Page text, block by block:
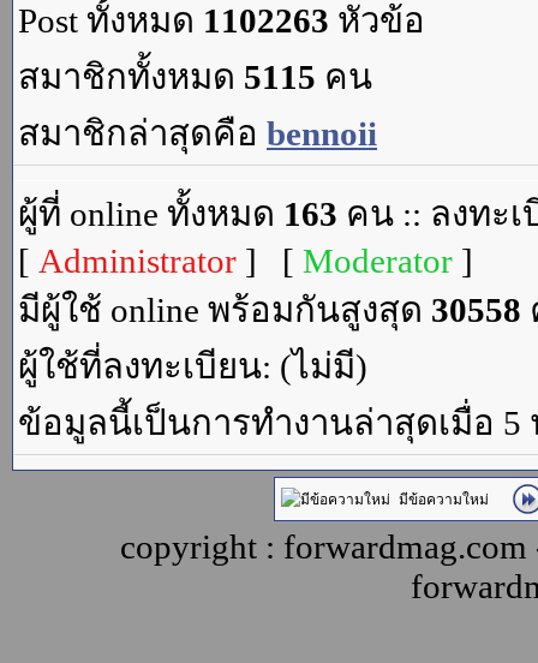
Post ทั้งหมด 1102263 หัวข้อ
สมาชิกทั้งหมด 5115 คน
สมาชิกล่าสุดคือ bennoii
ผู้ที่ online ทั้งหมด 163 คน :: ลงทะ
[ Administrator ] [ Moderator ]
มีผู้ใช้ online พร้อมกันสูงสุด 30558
ผู้ใช้ที่ลงทะเบียน: (ไม่มี)
ข้อมูลนี้เป็นการทำงานล่าสุดเมื่อ 5
มีข้อความใหม่
copyright :